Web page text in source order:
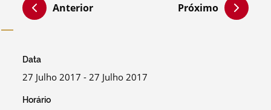
Anterior Próximo
Data
27 Julho 2017 - 27 Julho 2017
Horário